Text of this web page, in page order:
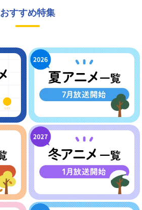
おすすめ特集